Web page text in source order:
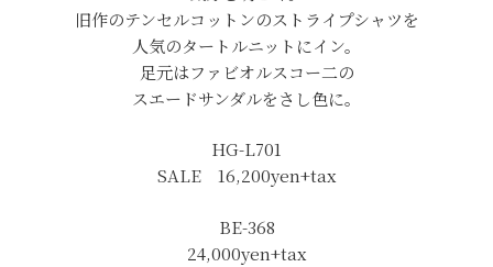
旧作のテンセルコットンのストライプシャツを
人気のタートルニットにイン。
足元はファビオルスコー二の
スエードサンダルをさし色に。
HG-L701
SALE 16,200yen+tax
BE-368
24,000yen+tax